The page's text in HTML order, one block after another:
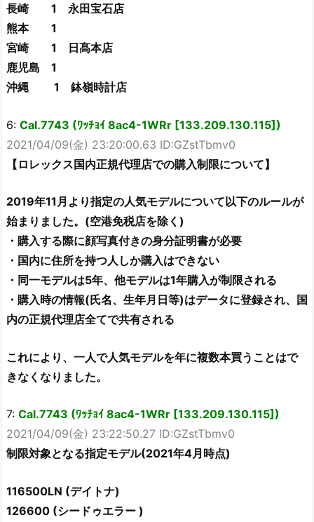
長崎 1 永田宝石店
熊本 1
宮崎 1 日髙本店
鹿児島 1
沖縄 1 鉢嶺時計店
6: Cal.7743 (ﾜｯﾁｮｲ 8ac4-1WRr [133.209.130.115])
2021/04/09(金) 23:20:00.63 ID:GZstTbmv0
【ロレックス国内正規代理店での購入制限について】
2019年11月より指定の人気モデルについて以下のルールが
始まりました。(空港免税店を除く)
・購入する際に顔写真付きの身分証明書が必要
・国内に住所を持つ人しか購入はできない
・同一モデルは5年、他モデルは1年購入が制限される
・購入時の情報(氏名、生年月日等)はデータに登録され、国
内の正規代理店全てで共有される
これにより、一人で人気モデルを年に複数本買うことはで
きなくなりました。
7: Cal.7743 (ﾜｯﾁｮｲ 8ac4-1WRr [133.209.130.115])
2021/04/09(金) 23:22:50.27 ID:GZstTbmv0
制限対象となる指定モデル(2021年4月時点)
116500LN (デイトナ)
126600 (シードゥエラー )